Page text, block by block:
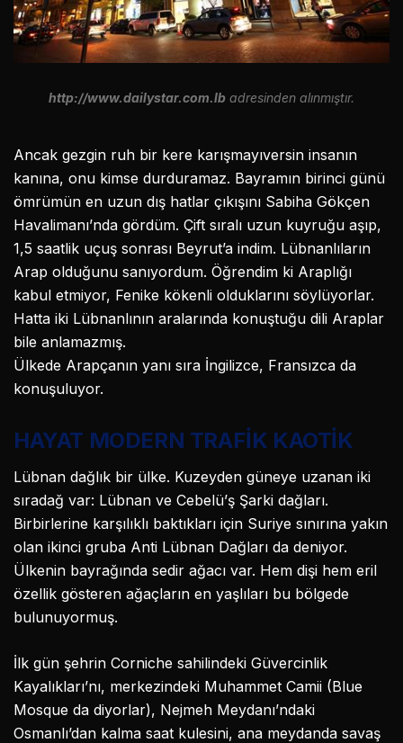
http://www.dailystar.com.lb adresinden alınmıştır.
Ancak gezgin ruh bir kere karışmayıversin insanın
kanına, onu kimse durduramaz. Bayramın birinci günü
ömrümün en uzun dış hatlar çıkışını Sabiha Gökçen
Havalimanı’nda gördüm. Çift sıralı uzun kuyruğu aşıp,
1,5 saatlik uçuş sonrası Beyrut’a indim. Lübnanlıların
Arap olduğunu sanıyordum. Öğrendim ki Araplığı
kabul etmiyor, Fenike kökenli olduklarını söylüyorlar.
Hatta iki Lübnanlının aralarında konuştuğu dili Araplar
bile anlamazmış.
Ülkede Arapçanın yanı sıra İngilizce, Fransızca da
konuşuluyor.
HAYAT MODERN TRAFİK KAOTİK
Lübnan dağlık bir ülke. Kuzeyden güneye uzanan iki
sıradağ var: Lübnan ve Cebelü’ş Şarki dağları.
Birbirlerine karşılıklı baktıkları için Suriye sınırına yakın
olan ikinci gruba Anti Lübnan Dağları da deniyor.
Ülkenin bayrağında sedir ağacı var. Hem dişi hem eril
özellik gösteren ağaçların en yaşlıları bu bölgede
bulunuyormuş.
İlk gün şehrin Corniche sahilindeki Güvercinlik
Kayalıkları’nı, merkezindeki Muhammet Camii (Blue
Mosque da diyorlar), Nejmeh Meydanı’ndaki
Osmanlı’dan kalma saat kulesini, ana meydanda savaş